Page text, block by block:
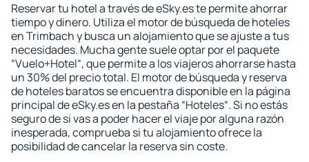
Reservar tu hotel a través de eSky.es te permite ahorrar
tiempo y dinero. Utiliza el motor de búsqueda de hoteles
en Trimbach y busca un alojamiento que se ajuste a tus
necesidades. Mucha gente suele optar por el paquete
“Vuelo+Hotel“, que permite a los viajeros ahorrarse hasta
un 30% del precio total. El motor de búsqueda y reserva
de hoteles baratos se encuentra disponible en la página
principal de eSky.es en la pestaña “Hoteles“. Si no estás
seguro de si vas a poder hacer el viaje por alguna razón
inesperada, comprueba si tu alojamiento ofrece la
posibilidad de cancelar la reserva sin coste.